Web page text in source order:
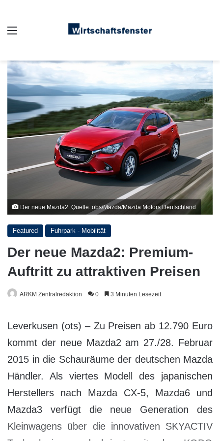
Der neue Mazda2. Quelle: obs/Mazda/Mazda Motors Deutschland
Featured Fuhrpark - Mobilität
Der neue Mazda2: Premium-
Auftritt zu attraktiven Preisen
ARKM Zentralredaktion 0 3 Minuten Lesezeit
Leverkusen (ots) – Zu Preisen ab 12.790 Euro
kommt der neue Mazda2 am 27./28. Februar
2015 in die Schauräume der deutschen Mazda
Händler. Als viertes Modell des japanischen
Herstellers nach Mazda CX-5, Mazda6 und
Mazda3 verfügt die neue Generation des
Kleinwagens über die innovativen SKYACTIV